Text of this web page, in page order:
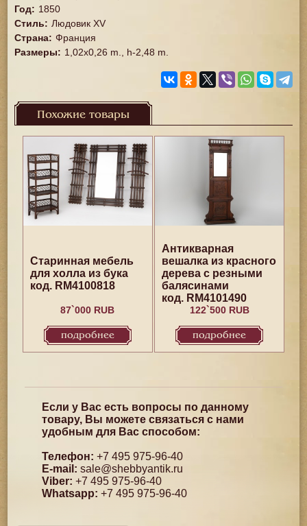
Год: 1850
Стиль: Людовик XV
Страна: Франция
Размеры: 1,02x0,26 m., h-2,48 m.
Похожие товары
Старинная мебель
для холла из бука
код. RM4100818
87`000 RUB
подробнее
Антикварная
вешалка из красного
дерева с резными
балясинами
код. RM4101490
122`500 RUB
подробнее
Если у Вас есть вопросы по данному
товару, Вы можете связаться с нами
удобным для Вас способом:
Телефон: +7 495 975-96-40
E-mail: sale@shebbyantik.ru
Viber: +7 495 975-96-40
Whatsapp: +7 495 975-96-40